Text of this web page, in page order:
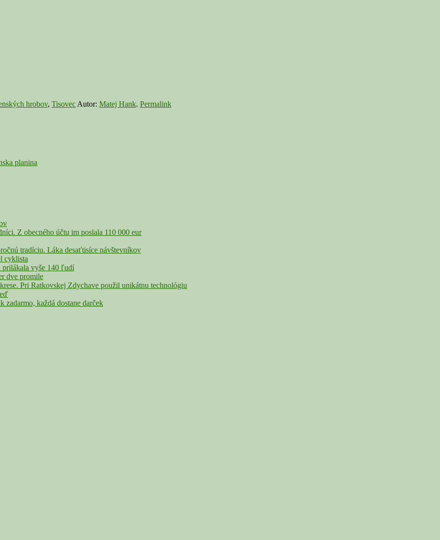
hrobov, Tisovec Autor: Matej Hank. Permalink
planina
Z obecného účtu im poslala 110 000 eur
tradíciu. Láka desaťtisíce návštevníkov
cyklista
prilákala vyše 140 ľudí
dve promile
Pri Ratkovskej Zdychave použil unikátnu technológiu
každá dostane darček